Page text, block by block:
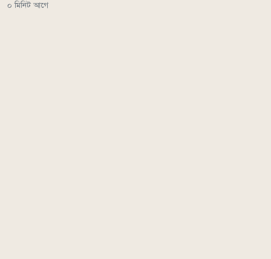
০ মিনিট আগে